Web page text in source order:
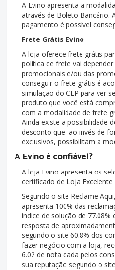
A Evino apresenta a
através de Boleto Bancário.
pagamento é possível
Frete Grátis Evino
A loja oferece frete grátis
política de frete vai
promocionais e/ou das
conseguir o frete grátis é
simulação do CEP para ver
produto que você está
com a modalidade de frete
Ainda existe a possibilidade
desconto que, ao invés de
exclusivos, possibilitam a
A Evino é confiável?
A loja Evino apresenta os
certificado de Loja Excelente
Segundo o site Reclame
apresenta 100% das
índice de solução de
resposta de
segundo o site 60.8% dos
fazer negócio com a loja,
6.02 de nota dada pelos
sua reputação segundo o